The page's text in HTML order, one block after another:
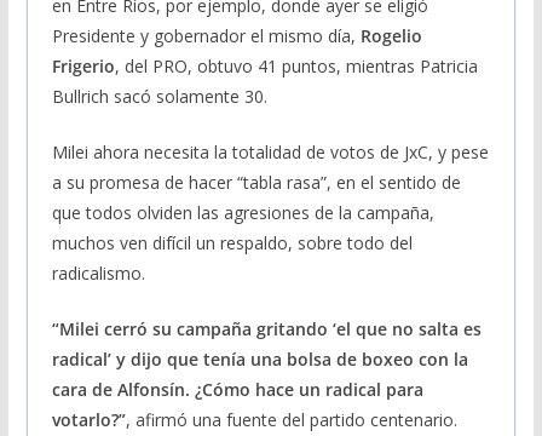
en Entre Ríos, por ejemplo, donde ayer se eligió
Presidente y gobernador el mismo día, Rogelio
Frigerio, del PRO, obtuvo 41 puntos, mientras Patricia
Bullrich sacó solamente 30.
Milei ahora necesita la totalidad de votos de JxC, y pese
a su promesa de hacer “tabla rasa”, en el sentido de
que todos olviden las agresiones de la campaña,
muchos ven difícil un respaldo, sobre todo del
radicalismo.
“Milei cerró su campaña gritando ‘el que no salta es
radical’ y dijo que tenía una bolsa de boxeo con la
cara de Alfonsín. ¿Cómo hace un radical para
votarlo?”, afirmó una fuente del partido centenario.